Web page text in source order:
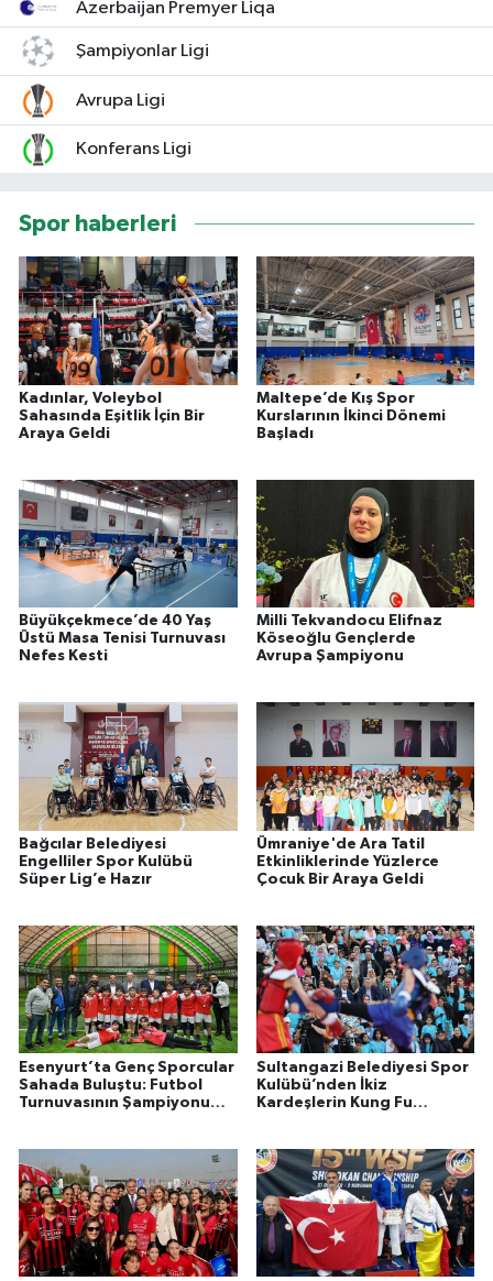
Azerbaijan Premyer Liqa
Şampiyonlar Ligi
Avrupa Ligi
Konferans Ligi
Spor haberleri
Kadınlar, Voleybol
Sahasında Eşitlik İçin Bir
Araya Geldi
Maltepe’de Kış Spor
Kurslarının İkinci Dönemi
Başladı
Büyükçekmece’de 40 Yaş
Üstü Masa Tenisi Turnuvası
Nefes Kesti
Milli Tekvandocu Elifnaz
Köseoğlu Gençlerde
Avrupa Şampiyonu
Bağcılar Belediyesi
Engelliler Spor Kulübü
Süper Lig’e Hazır
Ümraniye'de Ara Tatil
Etkinliklerinde Yüzlerce
Çocuk Bir Araya Geldi
Esenyurt’ta Genç Sporcular
Sahada Buluştu: Futbol
Turnuvasının Şampiyonu
Sultangazi Belediyesi Spor
Kulübü’nden İkiz
Kardeşlerin Kung Fu